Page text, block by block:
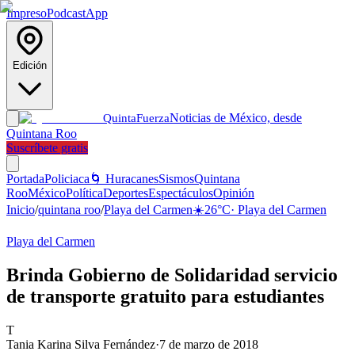
ImpresoPodcastApp
Edición
QuintaFuerzaNoticias de México, desde
Quintana Roo
Suscríbete gratis
PortadaPoliciaca 🌀 HuracanesSismosQuintana
RooMéxicoPolíticaDeportesEspectáculosOpinión
Inicio/quintana roo/Playa del Carmen☀️26°C· Playa del Carmen
Playa del Carmen
Brinda Gobierno de Solidaridad servicio
de transporte gratuito para estudiantes
T
Tania Karina Silva Fernández·7 de marzo de 2018